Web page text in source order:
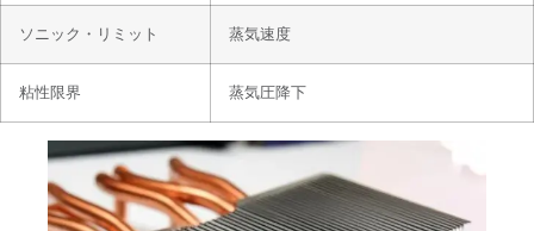
ソニック・リミット 蒸気速度
粘性限界 蒸気圧降下